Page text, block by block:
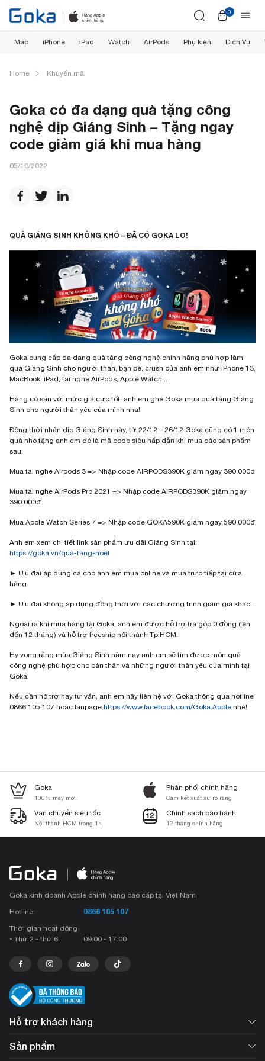
0
Mac iPhone iPad Watch AirPods Phụ kiện Dịch Vụ
Home Khuyến mãi
Goka có đa dạng quà tặng công
nghệ dịp Giáng Sinh – Tặng ngay
code giảm giá khi mua hàng
05/10/2022
QUÀ GIÁNG SINH KHÔNG KHÓ – ĐÃ CÓ GOKA LO!
Goka cung cấp đa dạng quà tặng công nghệ chính hãng phù hợp làm
quà Giáng Sinh cho người thân, bạn bè, crush của anh em như iPhone 13,
MacBook, iPad, tai nghe AirPods, Apple Watch,..
Hàng có sẵn với mức giá cực tốt, anh em ghé Goka mua quà tặng Giáng
Sinh cho người thân yêu của mình nha!
Đồng thời nhân dịp Giáng Sinh này, từ 22/12 – 26/12 Goka cũng có 1 món
quà nhỏ tặng anh em đó là mã code siêu hấp dẫn khi mua các sản phẩm
sau:
Mua tai nghe Airpods 3 => Nhập code AIRPODS390K giảm ngay 390.000đ
Mua tai nghe AirPods Pro 2021 => Nhập code AIRPODS390K giảm ngay
390.000đ
Mua Apple Watch Series 7 => Nhập code GOKA590K giảm ngay 590.000đ
Anh em xem chi tiết link sản phẩm ưu đãi Giáng Sinh tại:
https://goka.vn/qua-tang-noel
► Ưu đãi áp dụng cả cho anh em mua online và mua trực tiếp tại cửa
hàng.
► Ưu đãi không áp dụng đồng thời với các chương trình giảm giá khác.
Ngoài ra khi mua hàng tại Goka, anh em được hỗ trợ trả góp 0 đồng (lên
đến 12 tháng) và hỗ trợ freeship nội thành Tp.HCM.
Hy vọng rằng mùa Giáng Sinh năm nay anh em sẽ tìm được món quà
công nghệ phù hợp cho bản thân và những người thân yêu của mình tại
Goka!
Nếu cần hỗ trợ hay tư vấn, anh em hãy liên hệ với Goka thông qua hotline
0866.105.107 hoặc fanpage https://www.facebook.com/Goka.Apple nhé!
Goka
100% máy mới
Phân phối chính hãng
Cam kết xuất xứ rõ ràng
Vận chuyển siêu tốc
Nội thành HCM trong 1h
Chính sách bảo hành
12 tháng chính hãng
Goka kinh doanh Apple chính hãng cao cấp tại Việt Nam
Hotline:
0866 105 107
Thời gian hoạt động
• Thứ 2 - thứ 6:
09:00 - 17:00
Hỗ trợ khách hàng
Sản phẩm